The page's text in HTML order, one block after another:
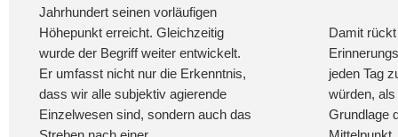
Jahrhundert seinen vorläufigen
Höhepunkt erreicht. Gleichzeitig
wurde der Begriff weiter entwickelt.
Er umfasst nicht nur die Erkenntnis,
dass wir alle subjektiv agierende
Einzelwesen sind, sondern auch das
Damit
jeden Tag
würden,
Grundlage